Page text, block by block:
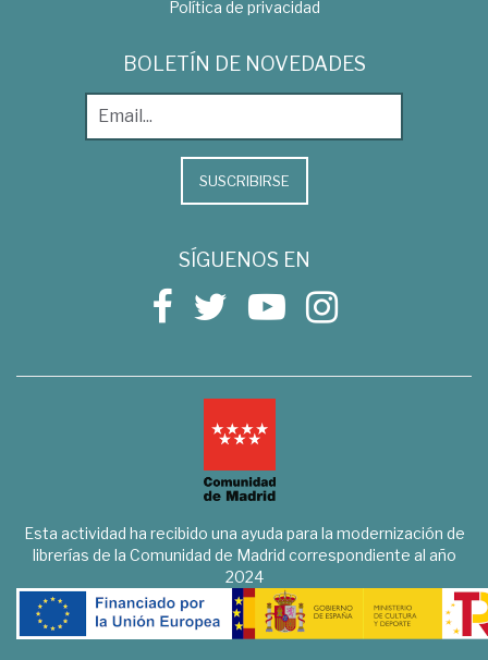
Política de privacidad
BOLETÍN DE NOVEDADES
SUSCRIBIRSE
SÍGUENOS EN
Esta actividad ha recibido una ayuda para la modernización de
librerías de la Comunidad de Madrid correspondiente al año
2024